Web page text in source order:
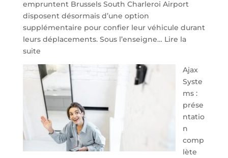
empruntent Brussels South Charleroi Airport
disposent désormais d’une option
supplémentaire pour confier leur véhicule durant
leurs déplacements. Sous l’enseigne… Lire la
suite:
40
minutes
de
Namur,
Steveny
Park
redessine
Ajax
Syste
ms :
prése
ntatio
n
comp
lète